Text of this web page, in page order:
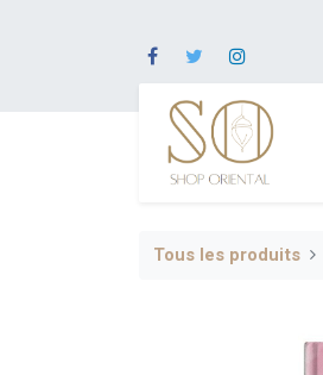
Tous les produits